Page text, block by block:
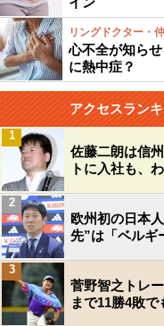
リングドクター・
心不全が知ら
に熱中症？
アクセスラン
佐藤二朗は信
トに入社も、
1
欧州初の日本
先”は「ベルギ
2
菅野智之トレ
まで11勝4敗
3